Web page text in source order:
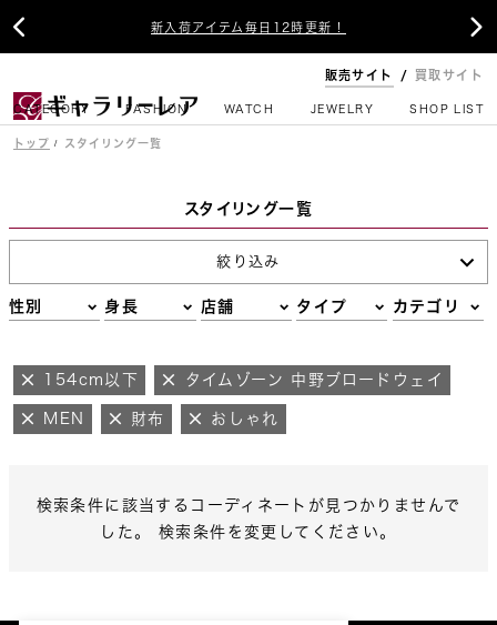
新入荷アイテム毎日12時更新！
 
販売サイト 買取サイト
CATEGORY FASHION WATCH JEWELRY SHOP LIST
トップ スタイリング一覧
スタイリング一覧
絞り込み
性別 身長 店舗 タイプ カテゴリ
154cm以下 タイムゾーン 中野ブロードウェイ
MEN 財布 おしゃれ
検索条件に該当するコーディネートが見つかりませんで
した。 検索条件を変更してください。